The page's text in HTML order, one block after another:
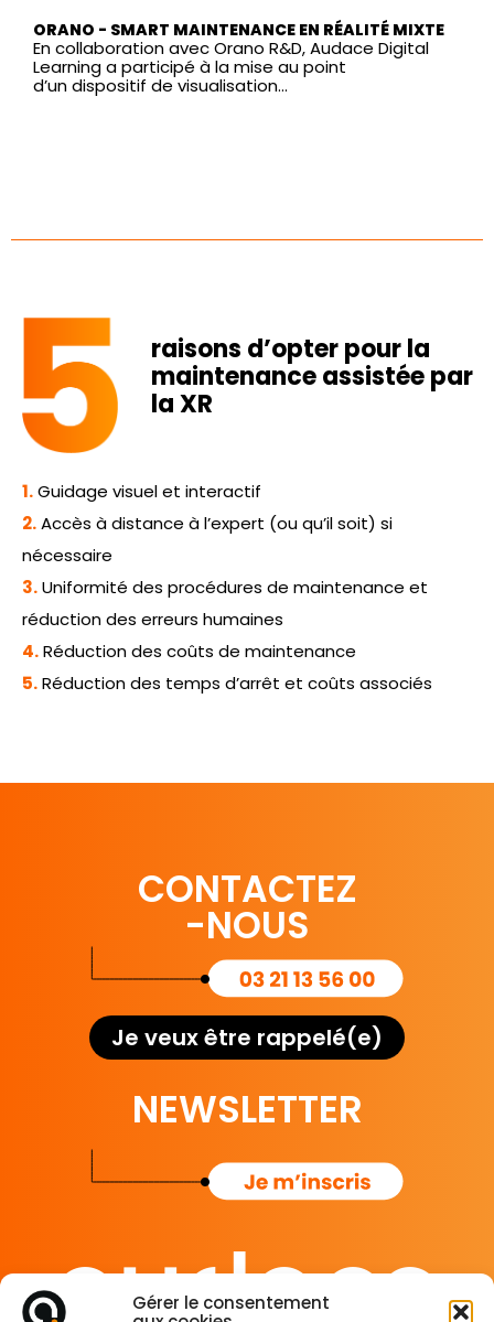
Gérer le consentement
ORANO - SMART MAINTENANCE EN RÉALITÉ MIXTE
En collaboration avec Orano R&D, Audace Digital
Learning a participé à la mise au point
d’un dispositif de visualisation...
raisons d’opter pour la
maintenance assistée par
la XR
1.Guidage visuel et interactif
2.Accès à distance à l’expert (ou qu’il soit) si
nécessaire
3.Uniformité des procédures de maintenance et
réduction des erreurs humaines
4.Réduction des coûts de maintenance
5.Réduction des temps d’arrêt et coûts associés
CONTACTEZ
-NOUS
Je veux être rappelé(e)
NEWSLETTER